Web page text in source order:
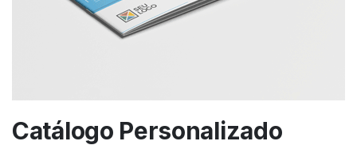
Catálogo Personalizado